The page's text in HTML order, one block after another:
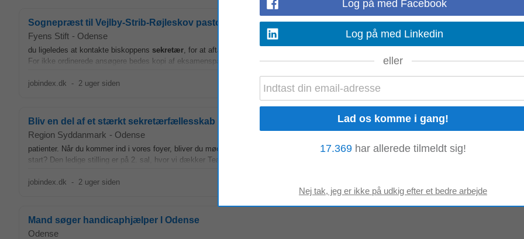
Sognepræst til Vejlby-Strib-Røjleskov pastorat
Fyens Stift - Odense
du ligeledes at kontakte biskoppens sekretær, for at aftale et tidspunkt for en samtale med biskop Mads Davidsen, ligeledes inden
For ikke ordinerede ansøgere bedes kopi af eksamenspapirer og attest fra Pastoralseminariet vedlagt...
jobindex.dk - 2 uger siden
Bliv en del af et stærkt sekretærfællesskab i Lokalpsykiatri Odense
Region Syddanmark - Odense
patienter. Når du kommer ind i vores foyer, bliver du mødt af en venlig
i receptionen, som kan guide dig videre rundt i huset. Lyder det
start? Den ledige stilling er på 2. sal, hvor vi dækker Team for Personlighedsforstyrrelser...
jobindex.dk - 2 uger siden
Mand søger handicaphjælper I Odense
Odense
Log på med Facebook
Log på med Linkedin
eller
17.369 har allerede tilmeldt sig!